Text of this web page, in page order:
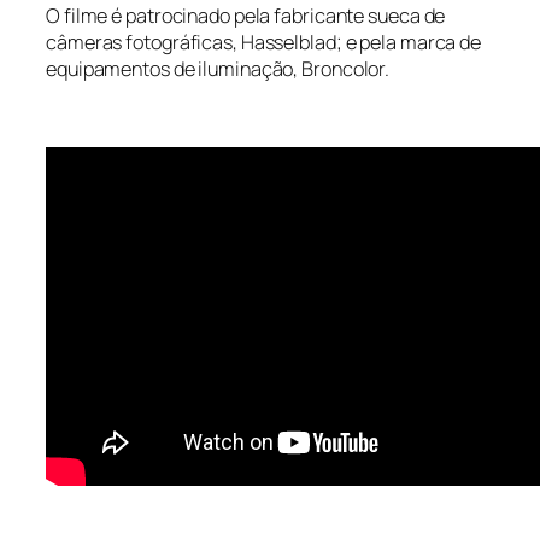
O filme é patrocinado pela fabricante sueca de
câmeras fotográficas, Hasselblad; e pela marca de
equipamentos de iluminação, Broncolor.